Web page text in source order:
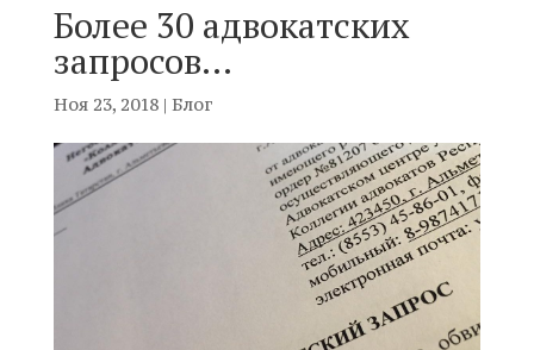
Более 30 адвокатских
запросов…
Ноя 23, 2018| Блог